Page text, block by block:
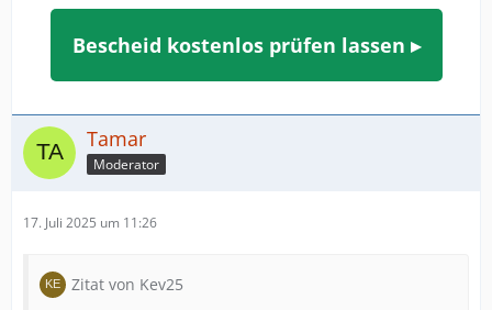
Bescheid kostenlos prüfen lassen ▸
Tamar
Moderator
17. Juli 2025 um 11:26
Zitat von Kev25